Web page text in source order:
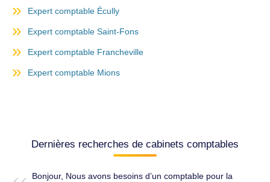
Expert comptable Écully
Expert comptable Saint-Fons
Expert comptable Francheville
Expert comptable Mions
Dernières recherches de cabinets comptables
Bonjour, Nous avons besoins d’un comptable pour la